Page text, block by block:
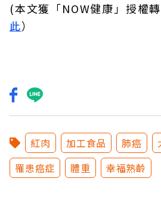
(本文獲「NOW健康」授權
此）
紅肉 加工食品 肺癌
罹患癌症
體重 幸福熟齡